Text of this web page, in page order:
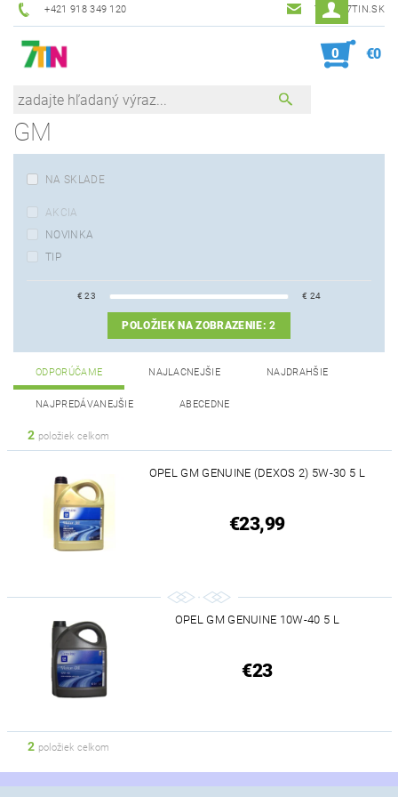
+421 918 349 120 7TIN@7TIN.SK
0 €0
GM
NA SKLADE
AKCIA
NOVINKA
TIP
€23 € 24
POLOŽIEK NA ZOBRAZENIE:2
ODPORÚČAME NAJLACNEJŠIE NAJDRAHŠIE
NAJPREDÁVANEJŠIE ABECEDNE
2 položiek celkom
OPEL GM GENUINE (DEXOS 2) 5W-30 5 L
€23,99
OPEL GM GENUINE 10W-40 5 L
€23
2 položiek celkom